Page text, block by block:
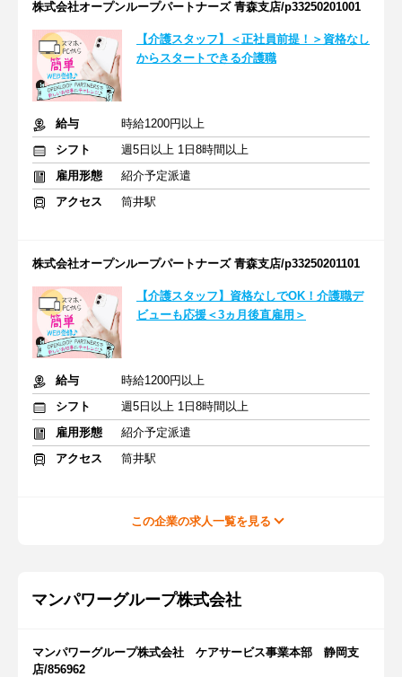
株式会社オープンループパートナーズ 青森支店/p33250201001
【介護スタッフ】＜正社員前提！＞資格なし
からスタートできる介護職
給与
時給1200円以上
シフト
週5日以上 1日8時間以上
雇用形態
紹介予定派遣
アクセス
筒井駅
株式会社オープンループパートナーズ 青森支店/p33250201101
【介護スタッフ】資格なしでOK！介護職デ
ビューも応援＜3ヵ月後直雇用＞
給与
時給1200円以上
シフト
週5日以上 1日8時間以上
雇用形態
紹介予定派遣
アクセス
筒井駅
この企業の求人一覧を見る
マンパワーグループ株式会社
マンパワーグループ株式会社 ケアサービス事業本部 静岡支
店/856962